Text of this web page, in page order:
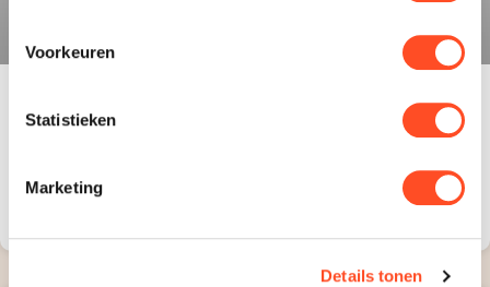
Voorkeuren
Statistieken
Marketing
Details tonen
PVC vloer beschermen tegen krassen